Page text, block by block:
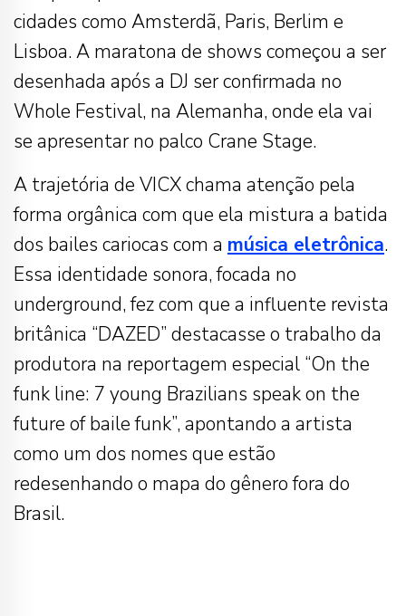
cidades como Amsterdã, Paris, Berlim e
Lisboa. A maratona de shows começou a ser
desenhada após a DJ ser confirmada no
Whole Festival, na Alemanha, onde ela vai
se apresentar no palco Crane Stage.
A trajetória de VICX chama atenção pela
forma orgânica com que ela mistura a batida
dos bailes cariocas com a música eletrônica.
Essa identidade sonora, focada no
underground, fez com que a influente revista
britânica “DAZED” destacasse o trabalho da
produtora na reportagem especial “On the
funk line: 7 young Brazilians speak on the
future of baile funk”, apontando a artista
como um dos nomes que estão
redesenhando o mapa do gênero fora do
Brasil.